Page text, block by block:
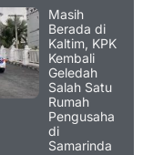
Masih
Berada di
Kaltim, KPK
Kembali
Geledah
Salah Satu
Rumah
Pengusaha
di
Samarinda